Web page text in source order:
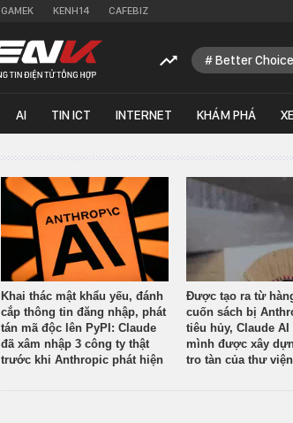
GAMEK KENH14 CAFEBIZ
Better
AI TIN ICT INTERNET KHÁM PHÁ
Khai thác mật khẩu yếu, đánh
cắp thông tin đăng nhập, phát
tán mã độc lên PyPI: Claude
đã xâm nhập 3 công ty thật
trước khi Anthropic phát hiện
Được tạo ra từ
cuốn sách bị
tiêu hủy, Claude
mình được xây
tro tàn của thư